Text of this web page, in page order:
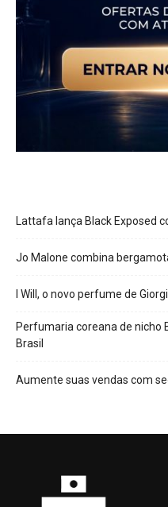
Lattafa lança Black Exposed
Jo Malone combina
I Will, o novo perfume de
Perfumaria coreana de nicho
Brasil
Aumente suas vendas com